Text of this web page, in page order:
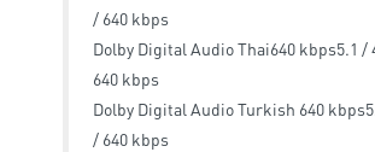
/ 640 kbps
Dolby Digital Audio Thai640 kbps5.1 /
640 kbps
Dolby Digital Audio Turkish 640
/ 640 kbps